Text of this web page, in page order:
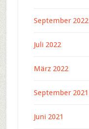
September 2022
Juli 2022
März 2022
September 2021
Juni 2021